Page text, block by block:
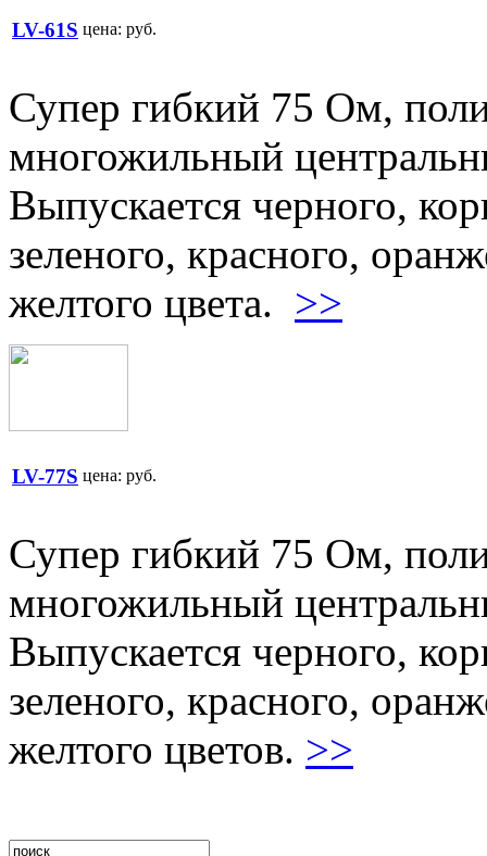
LV-61S цена: руб.
Супер гибкий 75 Oм,
многожильный
Выпускается черного,
зеленого, красного,
желтого цвета. >>
LV-77S цена: руб.
Супер гибкий 75 Oм,
многожильный
Выпускается черного,
зеленого, красного,
желтого цветов. >>